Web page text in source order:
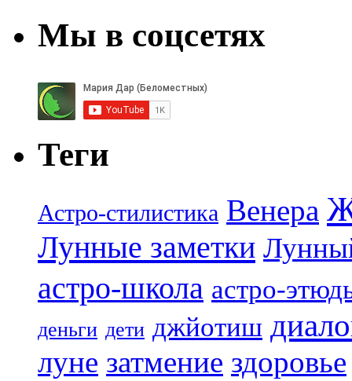
Мы в соцсетях
Теги
Астро-стилистика Венера
Лунные заметки
астро-школа астро-
деньги дети джйотиш
луне затмение здоровье